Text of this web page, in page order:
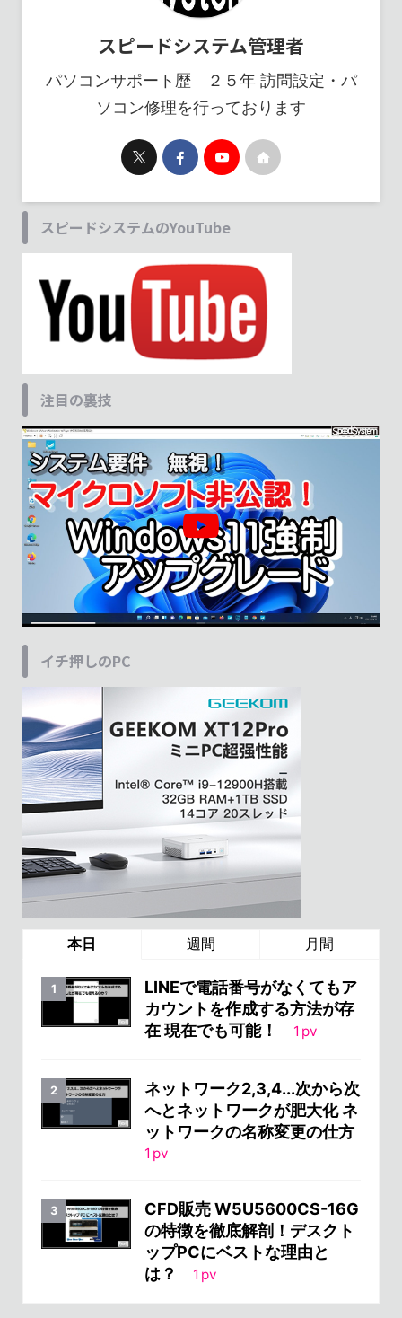
スピードシステム管理者
パソコンサポート歴 ２５年 訪問設定・パ
ソコン修理を行っております
スピードシステムのYouTube
注目の裏技
イチ押しのPC
本日 週間 月間
LINEで電話番号がなくてもア
カウントを作成する方法が存
在 現在でも可能！
1 pv
ネットワーク2,3,4...次から次
へとネットワークが肥大化 ネ
ットワークの名称変更の仕方
1 pv
CFD販売 W5U5600CS-16G
の特徴を徹底解剖！デスクト
ップPCにベストな理由と
は？
1 pv